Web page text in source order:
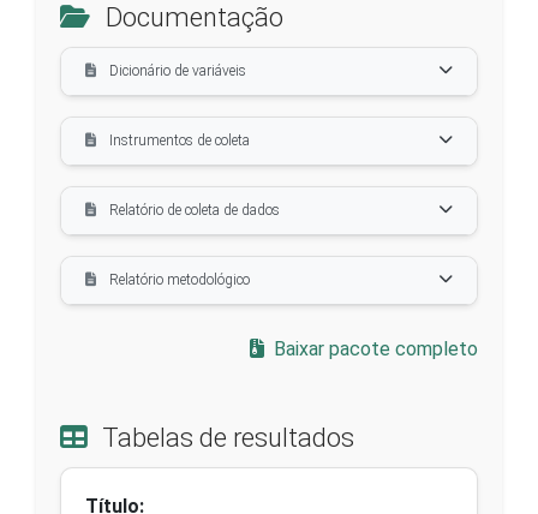
Documentação
Dicionário de variáveis
Instrumentos de coleta
Relatório de coleta de dados
Relatório metodológico
Baixar pacote completo
Tabelas de resultados
Título: